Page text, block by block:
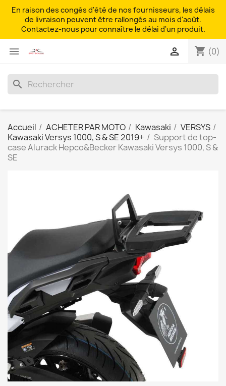
En raison des congés d'été de nos fournisseurs, les délais
de livraison peuvent être rallongés au mois d'août.
Contactez-nous pour connaître le délai d'un produit.
 shopping_cart (0)

search
Accueil ACHETER PAR MOTO Kawasaki
VERSYS
Kawasaki Versys 1000, S & SE 2019+
Support de top-
case Alurack Hepco&Becker Kawasaki Versys 1000, S &
SE